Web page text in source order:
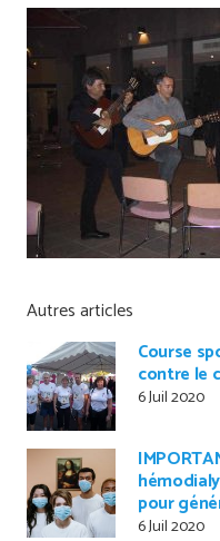
Autres articles
Course
contre le
6 Juil 2020
pour
6 Juil 2020